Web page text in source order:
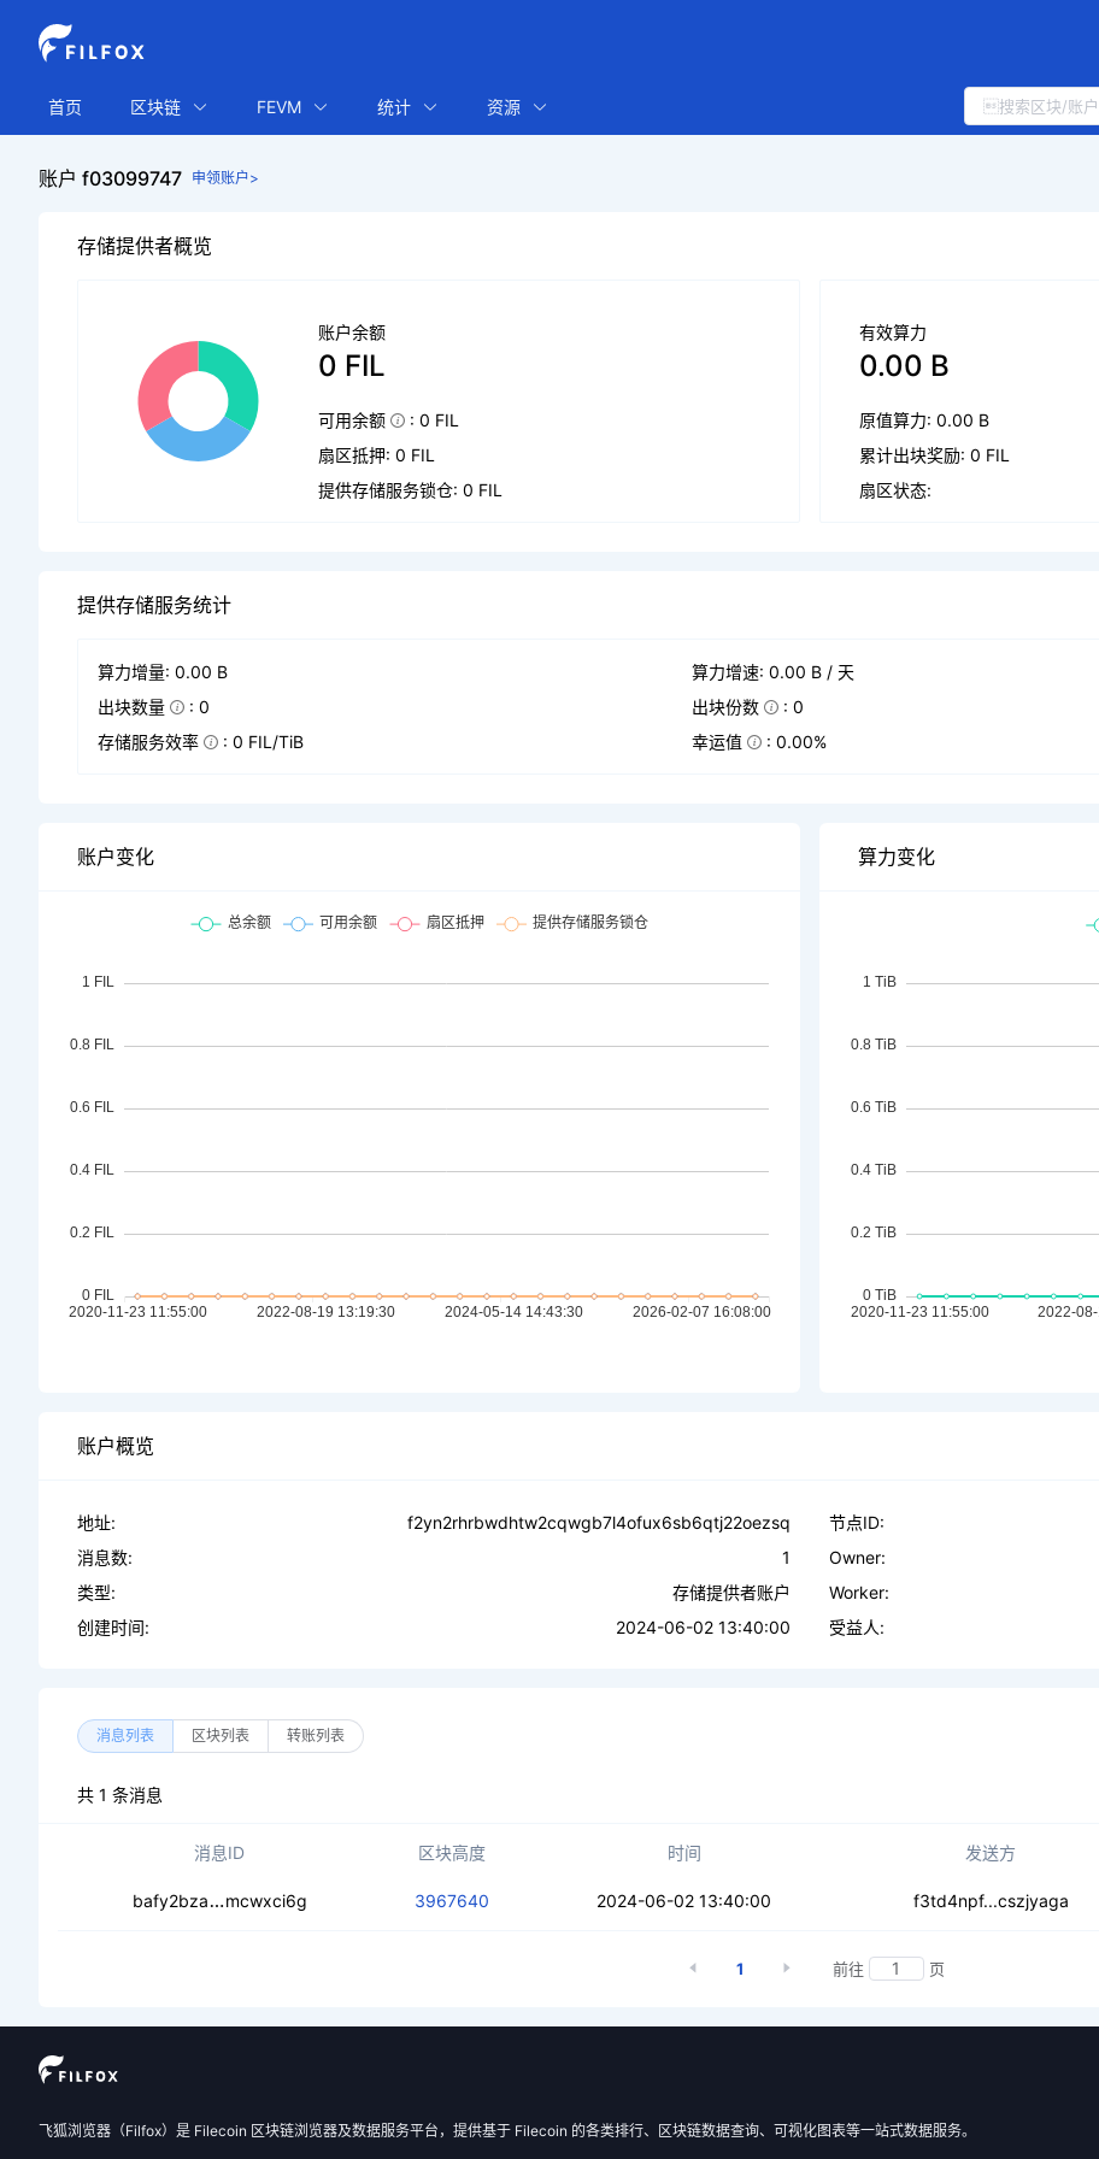
首页 区块链 FEVM 统计 资源
账户 f03099747 申领账户>
存储提供者概览
账户余额
0 FIL
可用余额
: 0 FIL
扇区抵押: 0 FIL
提供存储服务锁仓: 0 FIL
有效算力
0.00 B
原值算力: 0.00 B
累计出块奖励: 0 FIL
扇区状态:
提供存储服务统计
算力增量: 0.00 B 算力增速: 0.00 B / 天
出块数量
: 0 出块份数 : 0
存储服务效率
: 0 FIL/TiB 幸运值 : 0.00%
账户变化 算力变化
账户概览
地址:
f2yn2rhrbwdhtw2cqwgb7l4ofux6sb6qtj22oezsq
消息数:
1
类型:
存储提供者账户
创建时间:
2024-06-02 13:40:00
节点ID:
Owner:
Worker:
受益人:
消息列表 区块列表 转账列表
共 1 条消息
消息ID 区块高度 时间 发送方
bafy2bza cedug6y3kxthfnczpytul3xvskj3oeymv2ij756vjsd4mz
mcwxci6g 3967640 2024-06-02 13:40:00 f3td4npf...cszjyaga
1 前往 页
飞狐浏览器（Filfox）是 Filecoin 区块链浏览器及数据服务平台，提供基于 Filecoin 的各类排行、区块链数据查询、可视化图表等一站式数据服务。